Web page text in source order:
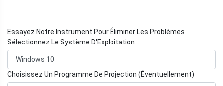
Essayez Notre Instrument Pour Éliminer Les Problèmes
Sélectionnez Le Système D'Exploitation
Choisissez Un Programme De Projection (Éventuellement)